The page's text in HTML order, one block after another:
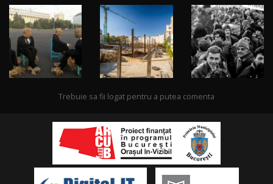
Trebuie sa fii logat pentru a putea comenta